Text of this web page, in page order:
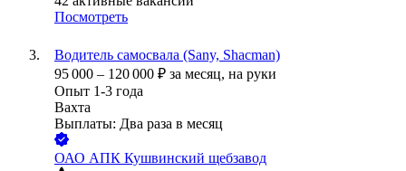
Посмотреть
Водитель самосвала (Sany, Shacman)
95 000 – 120 000 ₽ за месяц, на руки
Опыт 1-3 года
Вахта
Выплаты: Два раза в месяц
ОАО АПК Кушвинский щебзавод